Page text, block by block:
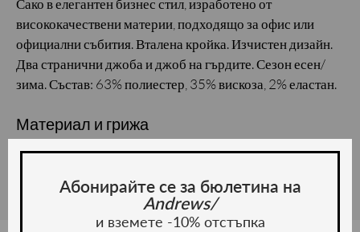
Сако в елегантен бизнес стил, изработено от
висококачествени материи, подходящо за офис или
официални събития. Вталена кройка. Изчистен дизайн.
Два странични джоба и джоб на гърдите. Сезон есен/
зима. Състав: 63% полиестер, 35% вискоза, 2% еластан.
Материал и грижа
Материал:
Абонирайте се за бюлетина на
Andrews/
и вземете -10% отстъпка